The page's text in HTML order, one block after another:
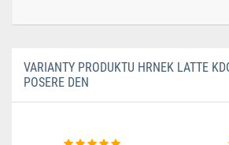
VARIANTY PRODUKTU HRNEK LATTE
POSERE DEN